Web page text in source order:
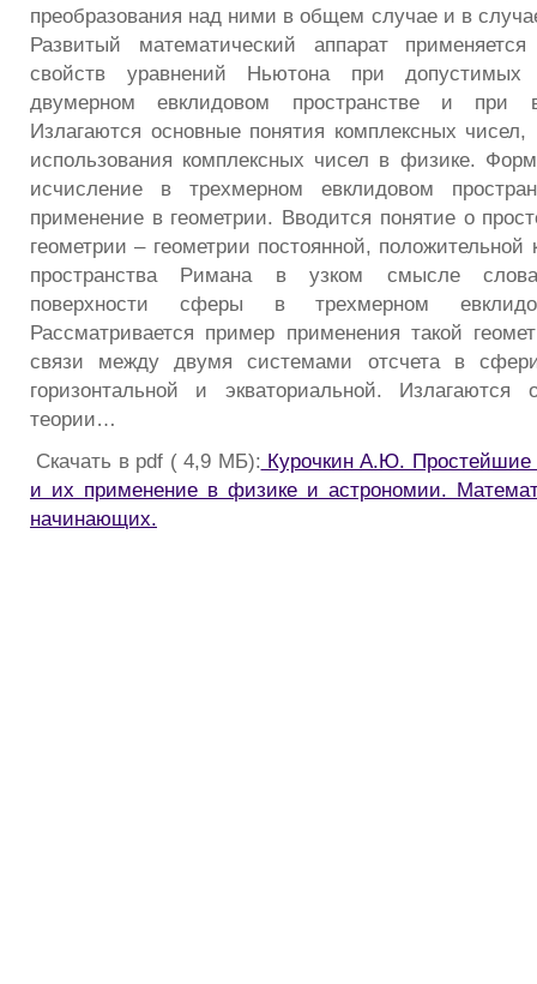
преобразования над ними в общем случае и в
Развитый математический аппарат
свойств уравнений Ньютона при допустимых
двумерном евклидовом пространстве и при
Излагаются основные понятия комплексных
использования комплексных чисел в физике.
исчисление в трехмерном евклидовом
применение в геометрии. Вводится понятие о
геометрии – геометрии постоянной, положительной
пространства Римана в узком смысле
поверхности сферы в трехмерном
Рассматривается пример применения такой
связи между двумя системами отсчета в
горизонтальной и экваториальной. Излагаются
теории…
Скачать в pdf ( 4,9 МБ): Курочкин А.Ю. Простейшие
и их применение в физике и астрономии.
начинающих.